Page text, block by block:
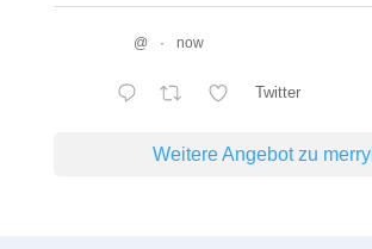
@ · now
Twitter
Weitere Angebot zu merryll